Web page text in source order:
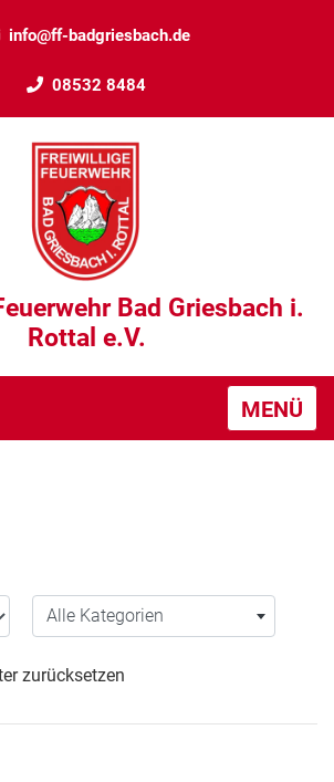
info@ff-badgriesbach.de
08532 8484
Bad Griesbach i.
Rottal e.V.
MENÜ
Alle Kategorien
Alle Kategorien
zurücksetzen